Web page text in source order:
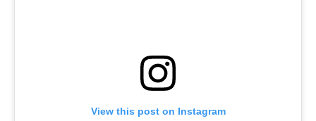
View this post on Instagram